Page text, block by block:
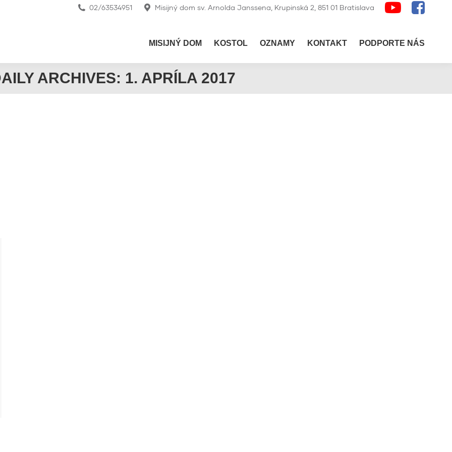
02/63534951 Misijný dom sv. Arnolda Janssena, Krupinská 2, 851 01 Bratislava
MISIJNÝ DOM KOSTOL OZNAMY KONTAKT PODPORTE NÁS
ARCHIVES: 1. APRÍLA 2017